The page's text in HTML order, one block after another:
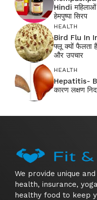
Hindi
हेमपुष्पा सिरप
HEALTH
Bird Flu In
फ्लू क्यों फैलता
और उपचार
HEALTH
Hepatitis- B
कारण लक्षण
We provide unique
health, insurance,
healthy food to keep